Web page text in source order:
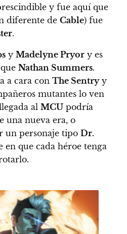
y fue aquí que
diferente de Cable) fue
.
y Madelyne Pryor y es
Nathan Summers.
a cara con The Sentryy
mutantes lo ven
al MCU podría
una nueva era, o
un personaje tipo Dr.
en que cada héroe tenga